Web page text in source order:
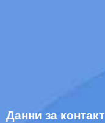
Данни за контакт